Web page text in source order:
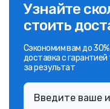
Узнайте
стоить
Сэкономим вам до
доставка с
за результат